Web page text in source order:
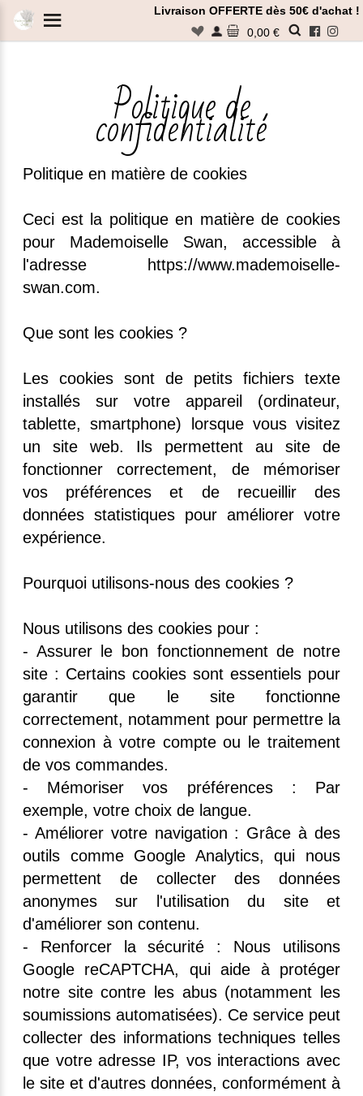
Livraison OFFERTE dès 50€ d'achat !
n 0,00 €
Rechercher
Politique en matière de cookies
Ceci est la politique en matière de cookies
pour Mademoiselle Swan, accessible à
l'adresse https://www.mademoiselle-
swan.com.
Que sont les cookies ?
Les cookies sont de petits fichiers texte
installés sur votre appareil (ordinateur,
tablette, smartphone) lorsque vous visitez
un site web. Ils permettent au site de
fonctionner correctement, de mémoriser
vos préférences et de recueillir des
données statistiques pour améliorer votre
expérience.
Pourquoi utilisons-nous des cookies ?
Nous utilisons des cookies pour :
- Assurer le bon fonctionnement de notre
site : Certains cookies sont essentiels pour
garantir que le site fonctionne
correctement, notamment pour permettre la
connexion à votre compte ou le traitement
de vos commandes.
- Mémoriser vos préférences : Par
exemple, votre choix de langue.
- Améliorer votre navigation : Grâce à des
outils comme Google Analytics, qui nous
permettent de collecter des données
anonymes sur l'utilisation du site et
d'améliorer son contenu.
- Renforcer la sécurité : Nous utilisons
Google reCAPTCHA, qui aide à protéger
notre site contre les abus (notamment les
soumissions automatisées). Ce service peut
collecter des informations techniques telles
que votre adresse IP, vos interactions avec
le site et d'autres données, conformément à
Panneau de gestion des cookies